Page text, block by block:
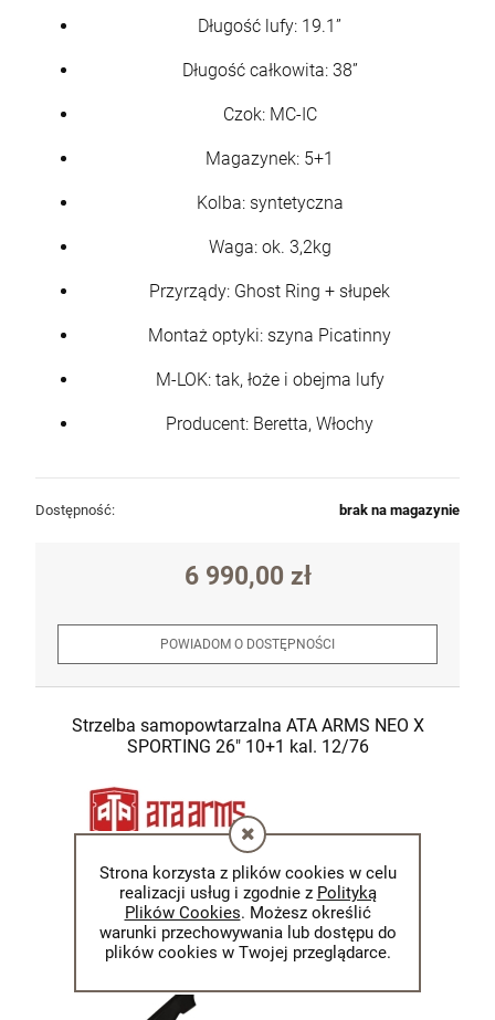
Strona korzysta z plików cookies w celu
realizacji usług i zgodnie z Polityką
Plików Cookies. Możesz określić
warunki przechowywania lub dostępu do
plików cookies w Twojej przeglądarce.
Długość lufy: 19.1”
Długość całkowita: 38”
Czok: MC-IC
Magazynek: 5+1
Kolba: syntetyczna
Waga: ok. 3,2kg
Przyrządy: Ghost Ring + słupek
Montaż optyki: szyna Picatinny
M-LOK: tak, łoże i obejma lufy
Producent: Beretta, Włochy
Dostępność: brak na magazynie
6 990,00 zł
POWIADOM O DOSTĘPNOŚCI
Strzelba samopowtarzalna ATA ARMS NEO X
SPORTING 26" 10+1 kal. 12/76